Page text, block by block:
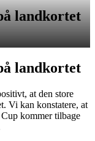
landkortet
landkortet
at den store
Vi kan konstatere, at
kommer tilbage